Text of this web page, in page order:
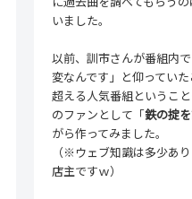
いました。
以前、訓市さんが番組内
変なんです」と仰ってい
超える人気番組というこ
のファンとして「鉄の掟
がら作ってみました。
（※ウェブ知識は多少あ
店主ですｗ）